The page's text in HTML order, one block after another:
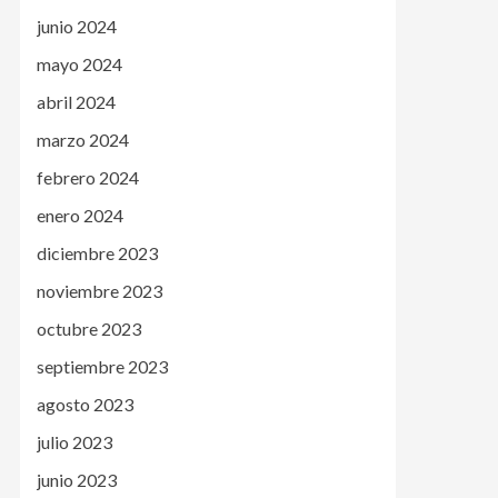
junio 2024
mayo 2024
abril 2024
marzo 2024
febrero 2024
enero 2024
diciembre 2023
noviembre 2023
octubre 2023
septiembre 2023
agosto 2023
julio 2023
junio 2023